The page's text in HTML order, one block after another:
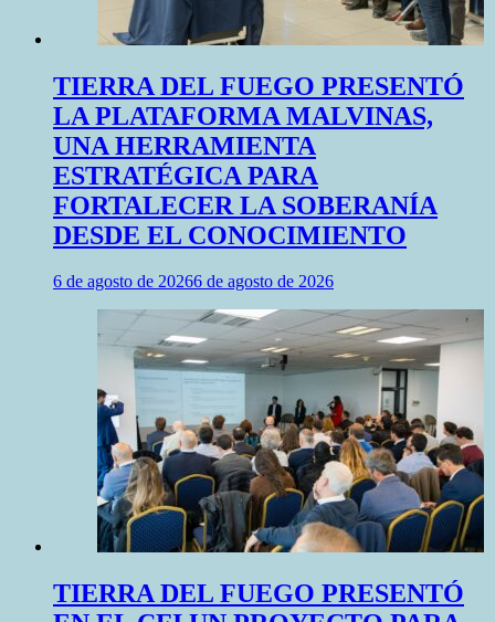
TIERRA DEL FUEGO PRESENTÓ
LA PLATAFORMA MALVINAS,
UNA HERRAMIENTA
ESTRATÉGICA PARA
FORTALECER LA SOBERANÍA
DESDE EL CONOCIMIENTO
6 de agosto de 20266 de agosto de 2026
TIERRA DEL FUEGO PRESENTÓ